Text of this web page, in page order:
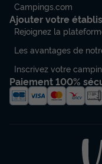
Campings.com
Ajouter votre
Rejoignez la
Les avantages de
Inscrivez votre
Paiement 100%